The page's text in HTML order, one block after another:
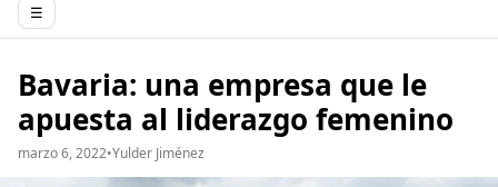
☰
Bavaria: una empresa que le
apuesta al liderazgo femenino
marzo 6, 2022•Yulder Jiménez